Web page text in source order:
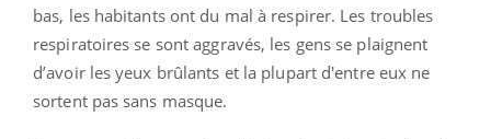
bas, les habitants ont du mal à respirer. Les troubles
respiratoires se sont aggravés, les gens se plaignent
d’avoir les yeux brûlants et la plupart d'entre eux ne
sortent pas sans masque.